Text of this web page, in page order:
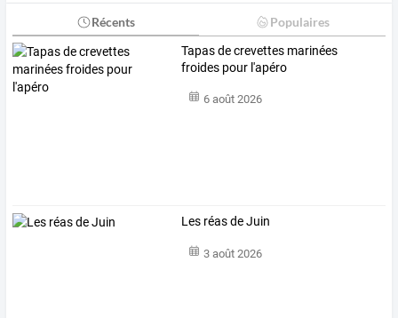
Récents Populaires
Tapas de crevettes marinées
froides pour l'apéro
6 août 2026
Les réas de Juin
3 août 2026